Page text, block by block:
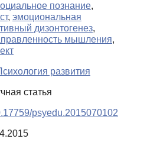
познание,
, эмоциональная
дизонтогенез,
мышления,
развития
статья
psyedu.2015070102